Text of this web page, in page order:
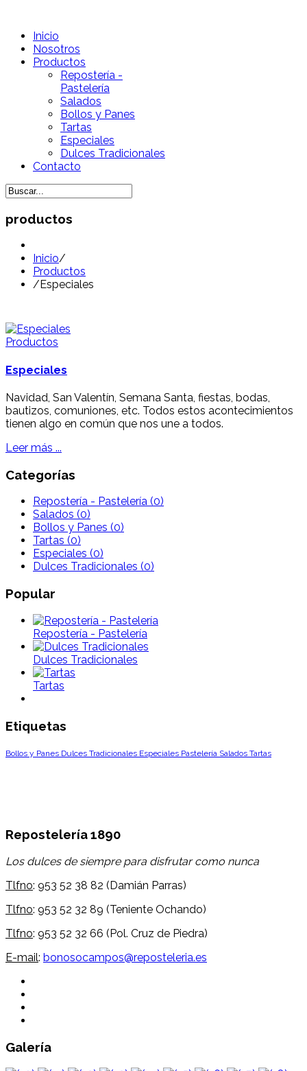
Inicio
Nosotros
Productos
Repostería -
Pastelería
Salados
Bollos y Panes
Tartas
Especiales
Dulces Tradicionales
Contacto
productos
Inicio/
Productos
/ Especiales
Productos
Especiales
Navidad, San Valentín, Semana Santa, fiestas, bodas,
bautizos, comuniones, etc. Todos estos acontecimientos
tienen algo en común que nos une a todos.
Leer más ...
Categorías
Repostería - Pastelería (0)
Salados (0)
Bollos y Panes (0)
Tartas (0)
Especiales (0)
Dulces Tradicionales (0)
Popular
Repostería - Pastelería
Dulces Tradicionales
Tartas
Etiquetas
Bollos y Panes Dulces Tradicionales Especiales Pastelería Salados Tartas
Repostelería 1890
Los dulces de siempre para disfrutar como nunca
Tlfno: 953 52 38 82 (Damián Parras)
Tlfno: 953 52 32 89 (Teniente Ochando)
Tlfno: 953 52 32 66 (Pol. Cruz de Piedra)
E-mail: bonosocampos@reposteleria.es
Galería